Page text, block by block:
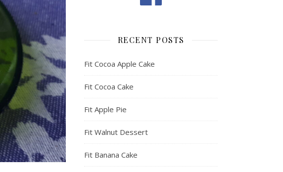
RECENT POSTS
Fit Cocoa Apple Cake
Fit Cocoa Cake
Fit Apple Pie
Fit Walnut Dessert
Fit Banana Cake